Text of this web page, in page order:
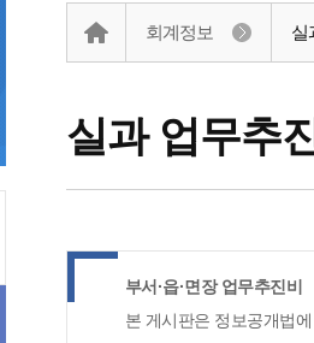
실과 업무추
회계정보 실
부서·읍·면장 업무추진비
본 게시판은 정보공개법